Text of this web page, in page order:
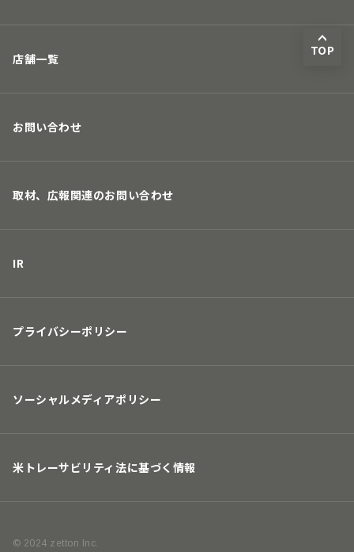
店舗一覧
お問い合わせ
取材、広報関連のお問い合わせ
IR
プライバシーポリシー
ソーシャルメディアポリシー
米トレーサビリティ法に基づく情報
© 2024 zetton Inc.
TOP